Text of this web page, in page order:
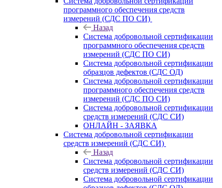
программного обеспечения средств
измерений (СДС ПО СИ)
Назад
Система добровольной сертификации
программного обеспечения средств
измерений (СДС ПО СИ)
Система добровольной сертификации
образцов дефектов (СДС ОД)
Система добровольной сертификации
программного обеспечения средств
измерений (СДС ПО СИ)
Система добровольной сертификации
средств измерений (СДС СИ)
ОНЛАЙН - ЗАЯВКА
Система добровольной сертификации
средств измерений (СДС СИ)
Назад
Система добровольной сертификации
средств измерений (СДС СИ)
Система добровольной сертификации